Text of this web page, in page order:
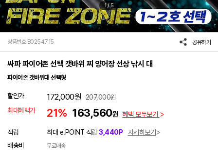
1/5
상품번호 B0254715 공유하기
싸파 파이어존 선택 갯바위 찌 양어장 선상 낚시 대
파이어존 갯바위대 선택형
할인가 172,000원 207,000원
최대혜택가
21% 163,560원 혜택 모두보기
적립 최대 e.POINT 적립 3,440P
자세히보기
배송비
무료배송